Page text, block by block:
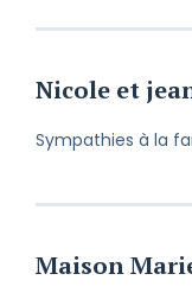
En ces
chagrin.
accepter
Je suis
Nicole et
Sympathies à la
Maison